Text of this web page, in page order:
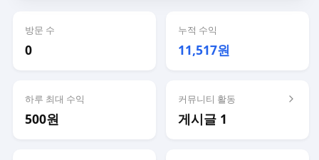
방문 수
0
누적 수익
11,517원
하루 최대 수익
500원
커뮤니티 활동
게시글 1